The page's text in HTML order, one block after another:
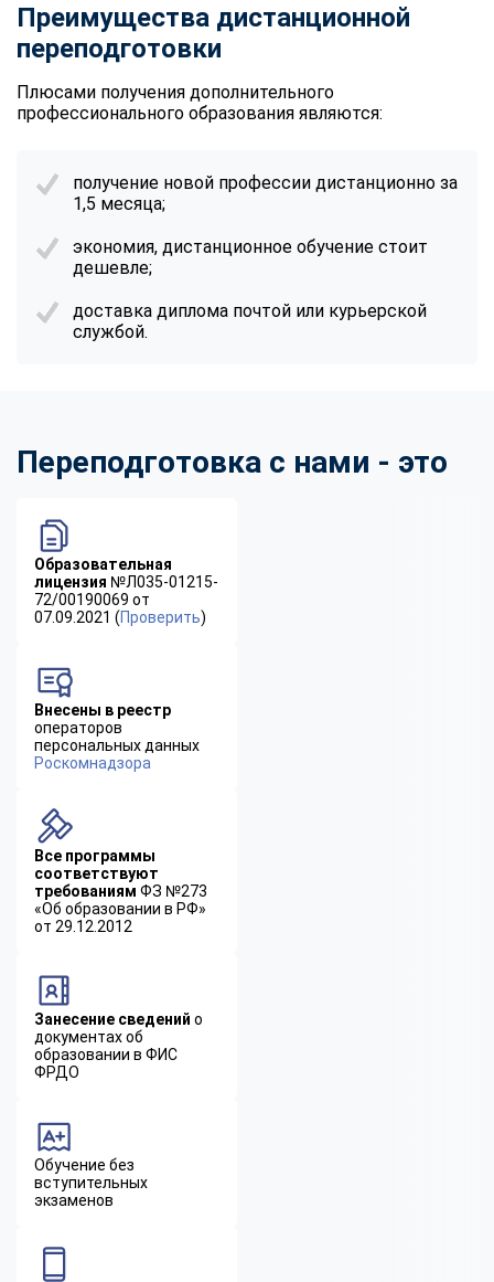
Преимущества дистанционной
переподготовки
Плюсами получения дополнительного
профессионального образования являются:
получение новой профессии дистанционно за
1,5 месяца;
экономия, дистанционное обучение стоит
дешевле;
доставка диплома почтой или курьерской
службой.
Переподготовка с нами - это
Образовательная
лицензия №Л035-01215-
72/00190069 от
07.09.2021 (Проверить)
Внесены в реестр
операторов
персональных данных
Роскомнадзора
Все программы
соответствуют
требованиям ФЗ №273
«Об образовании в РФ»
от 29.12.2012
Занесение сведений о
документах об
образовании в ФИС
ФРДО
Обучение без
вступительных
экзаменов